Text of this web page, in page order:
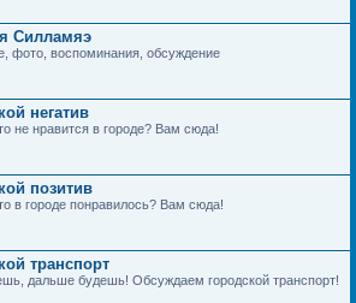
Силламяэ
фото, воспоминания, обсуждение
негатив
не нравится в городе? Вам сюда!
позитив
в городе понравилось? Вам сюда!
транспорт
дальше будешь! Обсуждаем городской транспорт!